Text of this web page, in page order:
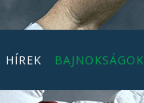
HÍREK BAJNOKSÁGOK